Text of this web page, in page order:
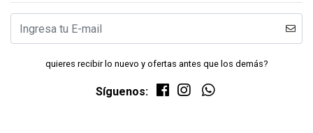
quieres recibir lo nuevo y ofertas antes que los demás?
Síguenos: